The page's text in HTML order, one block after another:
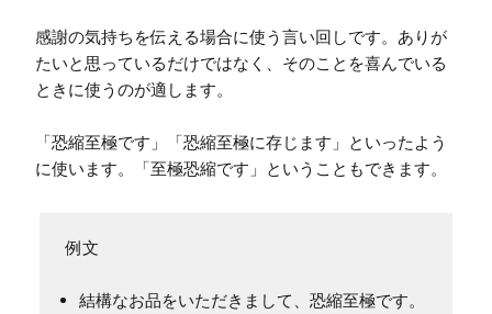
感謝の気持ちを伝える場合に使う言い回しです。ありが
たいと思っているだけではなく、そのことを喜んでいる
ときに使うのが適します。
「恐縮至極です」「恐縮至極に存じます」といったよう
に使います。「至極恐縮です」ということもできます。
結構なお品をいただきまして、恐縮至極です。